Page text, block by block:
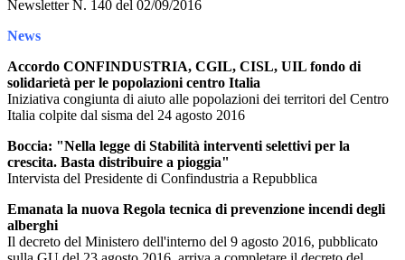
Newsletter N. 140 del 02/09/2016
News
Accordo CONFINDUSTRIA, CGIL, CISL, UIL fondo di
solidarietà per le popolazioni centro Italia
Iniziativa congiunta di aiuto alle popolazioni dei territori del Centro
Italia colpite dal sisma del 24 agosto 2016
Boccia: "Nella legge di Stabilità interventi selettivi per la
crescita. Basta distribuire a pioggia"
Intervista del Presidente di Confindustria a Repubblica
Emanata la nuova Regola tecnica di prevenzione incendi degli
alberghi
Il decreto del Ministero dell'interno del 9 agosto 2016, pubblicato